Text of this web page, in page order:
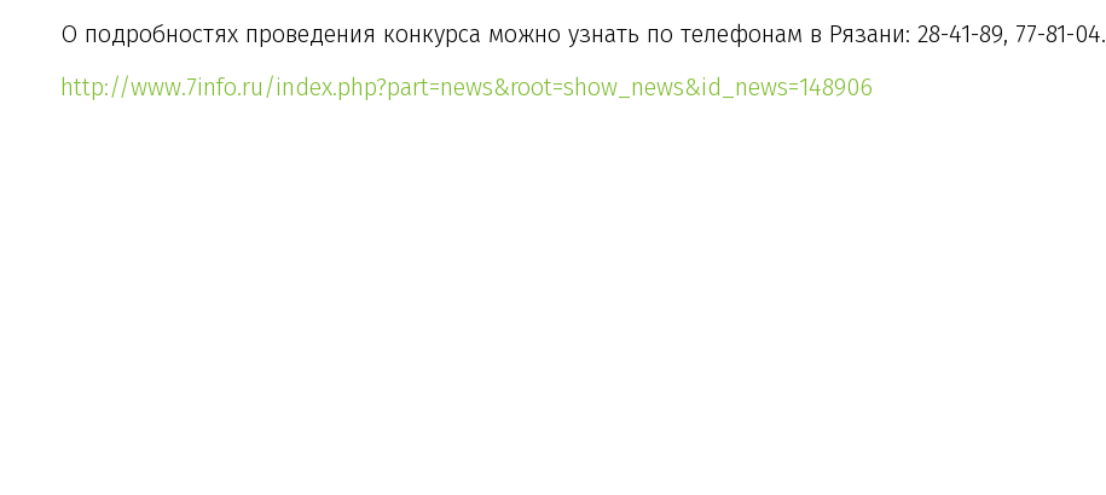
О подробностях проведения конкурса можно узнать по телефонам в Рязани: 28-41-89, 77-81-04.
http://www.7info.ru/index.php?part=news&root=show_news&id_news=148906